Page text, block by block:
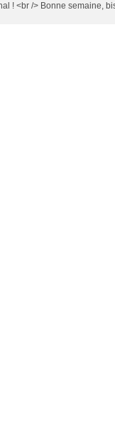
! <br /> Bonne semaine,